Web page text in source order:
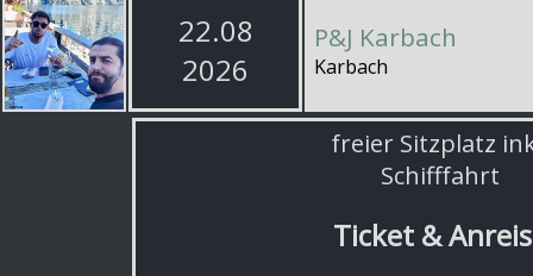
22.08
2026
P&J Karbach
Karbach
freier Sitzplatz
Schifffahrt
Ticket &